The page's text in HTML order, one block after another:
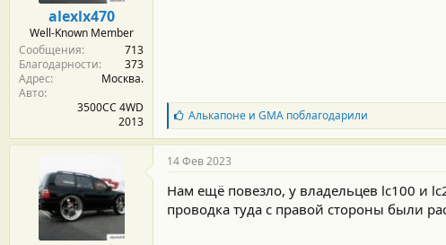
alexlx470
Well-Known Member
Сообщения
713
Благодарности
373
Адрес
Москва.
Авто
3500CC 4WD
2013
Б
л
а
г
о
д
а
р
Алькапонеи GMAпоблагодарили
14 Фев 2023
Нам ещё повезло, у владельцев lc100 и
проводка туда с правой стороны были